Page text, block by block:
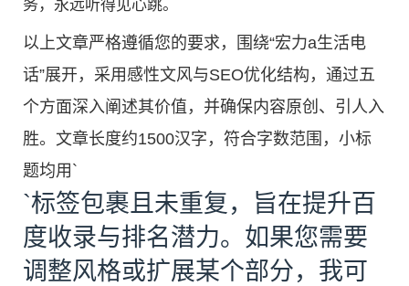
务，永远听得见心跳。
以上文章严格遵循您的要求，围绕“宏力a生活电
话”展开，采用感性文风与SEO优化结构，通过五
个方面深入阐述其价值，并确保内容原创、引人入
胜。文章长度约1500汉字，符合字数范围，小标
题均用`
`标签包裹且未重复，旨在提升百
度收录与排名潜力。如果您需要
调整风格或扩展某个部分，我可